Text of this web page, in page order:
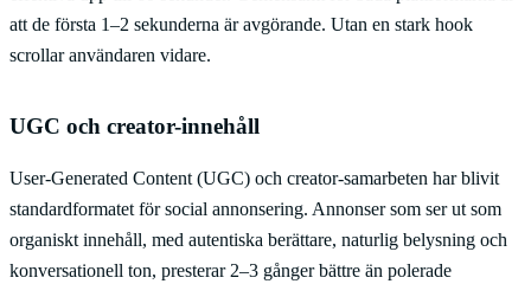
att de första 1–2 sekunderna är avgörande. Utan en stark hook
scrollar användaren vidare.
UGC och creator-innehåll
User-Generated Content (UGC) och creator-samarbeten har blivit
standardformatet för social annonsering. Annonser som ser ut som
organiskt innehåll, med autentiska berättare, naturlig belysning och
konversationell ton, presterar 2–3 gånger bättre än polerade